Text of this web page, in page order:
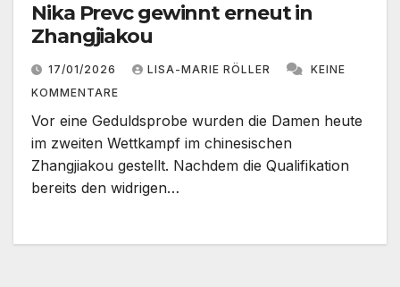
Nika Prevc gewinnt erneut in
Zhangjiakou
17/01/2026 LISA-MARIE RÖLLER
KEINE
KOMMENTARE
Vor eine Geduldsprobe wurden die Damen heute
im zweiten Wettkampf im chinesischen
Zhangjiakou gestellt. Nachdem die Qualifikation
bereits den widrigen…